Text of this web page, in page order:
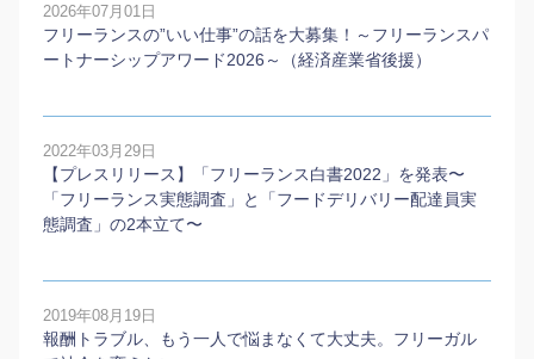
2026年07月01日
フリーランスの”いい仕事”の話を大募集！～フリーランスパ
ートナーシップアワード2026～（経済産業省後援）
2022年03月29日
【プレスリリース】「フリーランス白書2022」を発表〜
「フリーランス実態調査」と「フードデリバリー配達員実
態調査」の2本⽴て〜
2019年08月19日
報酬トラブル、もう一人で悩まなくて大丈夫。フリーガル